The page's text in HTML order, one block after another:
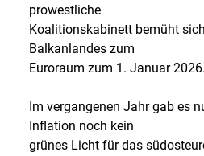
prowestliche
Koalitionskabinett bemüht
Balkanlandes zum
Euroraum zum 1. Januar 2026.
Im vergangenen Jahr gab es
Inflation noch kein
grünes Licht für das